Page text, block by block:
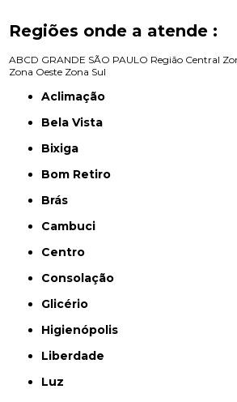
Regiões onde a atende :
ABCD GRANDE SÃO PAULO Região Central
Zona Oeste Zona Sul
Aclimação
Bela Vista
Bixiga
Bom Retiro
Brás
Cambuci
Centro
Consolação
Glicério
Higienópolis
Liberdade
Luz